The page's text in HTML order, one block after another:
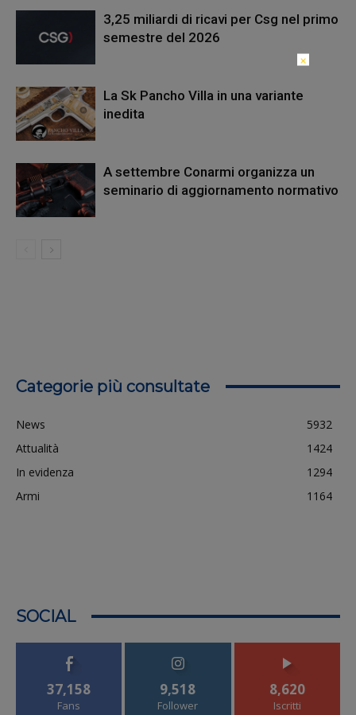
3,25 miliardi di ricavi per Csg nel primo
semestre del 2026
La Sk Pancho Villa in una variante
inedita
A settembre Conarmi organizza un
seminario di aggiornamento normativo
Categorie più consultate
News
5932
Attualità
1424
In evidenza
1294
Armi
1164
SOCIAL
37,158
Fans
9,518
Follower
8,620
Iscritti
×